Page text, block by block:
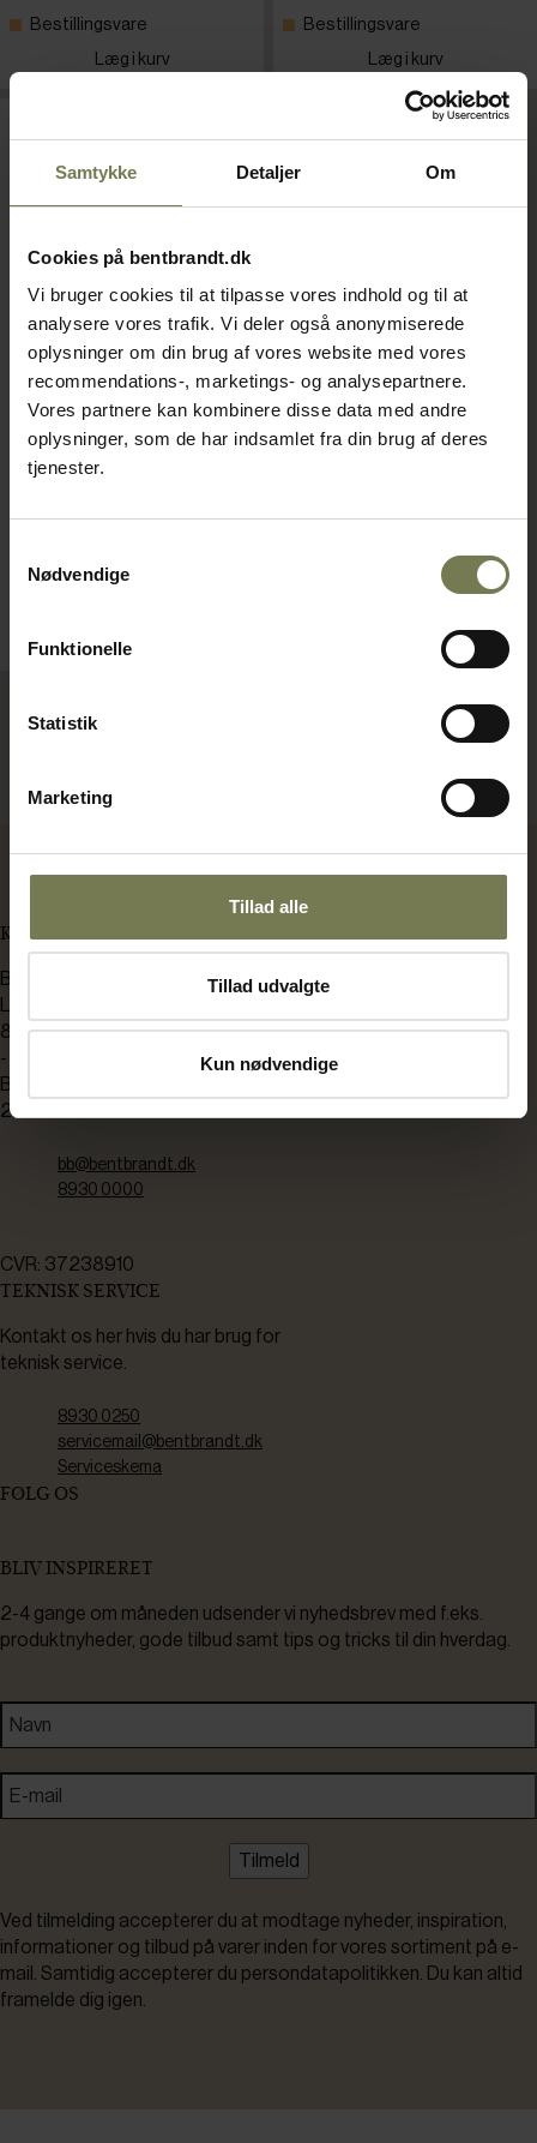
Samtykke Detaljer Om
Cookies på bentbrandt.dk
Vi bruger cookies til at tilpasse vores indhold og til at
analysere vores trafik. Vi deler også anonymiserede
oplysninger om din brug af vores website med vores
recommendations-, marketings- og analysepartnere.
Vores partnere kan kombinere disse data med andre
oplysninger, som de har indsamlet fra din brug af deres
tjenester.
Nødvendige
Funktionelle
Statistik
Marketing
Tillad alle
Tillad udvalgte
Kun nødvendige
Bestillingsvare
Læg i kurv
Bestillingsvare
Læg i kurv
Foster FFC4-2 køle-/fryse-
skuffemøbel
Varenr: 80503001
Læg i kurv
KONTAKT OS
BENT BRANDT
8200 Aarhus N
-
Bådehavnsgade 2C
2450 København SV
bb@bentbrandt.dk
8930 0000
CVR: 37238910
TEKNISK SERVICE
Kontakt os her hvis du har brug for
teknisk service.
8930 0250
servicemail@bentbrandt.dk
Serviceskema
FØLG OS
BLIV INSPIRERET
2-4 gange om måneden udsender vi nyhedsbrev med f.eks.
produktnyheder, gode tilbud samt tips og tricks til din hverdag.
Tilmeld
Ved tilmelding accepterer du at modtage nyheder, inspiration,
informationer og tilbud på varer inden for vores sortiment på e-
mail. Samtidig accepterer du persondatapolitikken. Du kan altid
framelde dig igen.